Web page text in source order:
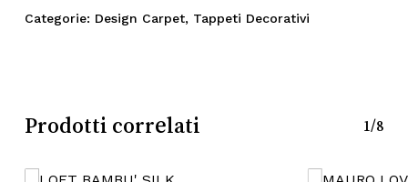
Categorie: Design Carpet, Tappeti Decorativi
Prodotti correlati 1/8